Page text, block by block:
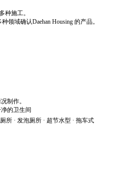
种施工。
领域确认Daehan Housing 的产品。
制作。
的卫生间
所 · 发泡厕所 · 超节水型 · 拖车式